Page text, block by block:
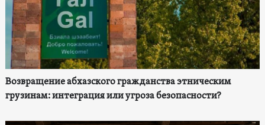
Возвращение абхазского гражданства этническим
грузинам: интеграция или угроза безопасности?